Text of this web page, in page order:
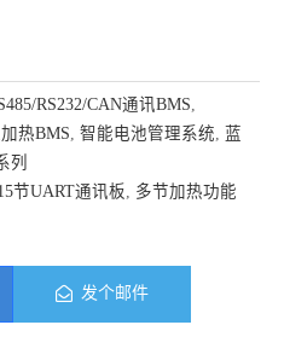
RS232/CAN通讯BMS,
热BMS, 智能电池管理系统, 蓝
列
节UART通讯板, 多节加热功能
发个邮件